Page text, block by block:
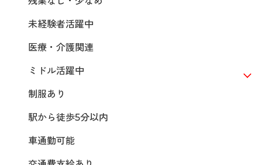
未経験者活躍中
医療・介護関連
ミドル活躍中
制服あり
駅から徒歩5分以内
車通勤可能